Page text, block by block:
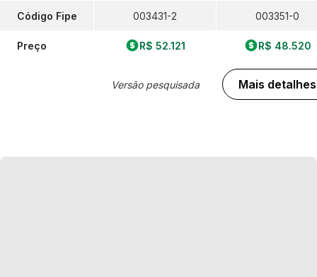
Código Fipe
Preço
003431-2
R$ 52.121
Versão pesquisada
003351-0
R$ 48.520
Mais detalhes